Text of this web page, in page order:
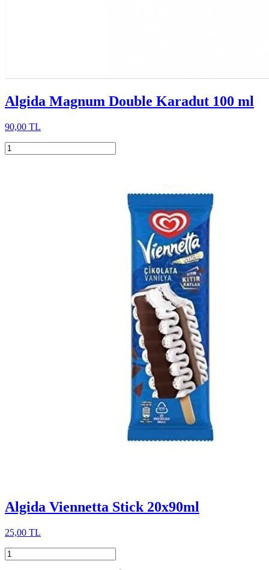
Algida Magnum Double Karadut 100 ml
90,00 TL
Algida Viennetta Stick 20x90ml
25,00 TL